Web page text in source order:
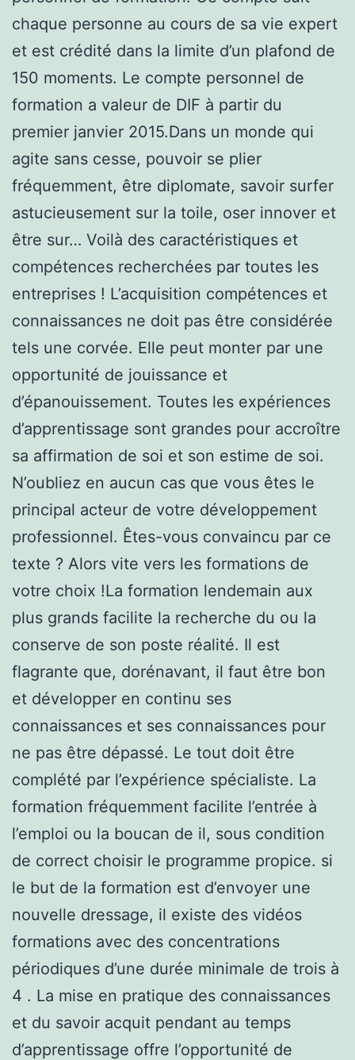
chaque personne au cours de sa vie expert
et est crédité dans la limite d’un plafond de
150 moments. Le compte personnel de
formation a valeur de DIF à partir du
premier janvier 2015.Dans un monde qui
agite sans cesse, pouvoir se plier
fréquemment, être diplomate, savoir surfer
astucieusement sur la toile, oser innover et
être sur… Voilà des caractéristiques et
compétences recherchées par toutes les
entreprises ! L’acquisition compétences et
connaissances ne doit pas être considérée
tels une corvée. Elle peut monter par une
opportunité de jouissance et
d’épanouissement. Toutes les expériences
d’apprentissage sont grandes pour accroître
sa affirmation de soi et son estime de soi.
N’oubliez en aucun cas que vous êtes le
principal acteur de votre développement
professionnel. Êtes-vous convaincu par ce
texte ? Alors vite vers les formations de
votre choix !La formation lendemain aux
plus grands facilite la recherche du ou la
conserve de son poste réalité. Il est
flagrante que, dorénavant, il faut être bon
et développer en continu ses
connaissances et ses connaissances pour
ne pas être dépassé. Le tout doit être
complété par l’expérience spécialiste. La
formation fréquemment facilite l’entrée à
l’emploi ou la boucan de il, sous condition
de correct choisir le programme propice. si
le but de la formation est d’envoyer une
nouvelle dressage, il existe des vidéos
formations avec des concentrations
périodiques d’une durée minimale de trois à
4 . La mise en pratique des connaissances
et du savoir acquit pendant au temps
d’apprentissage offre l’opportunité de